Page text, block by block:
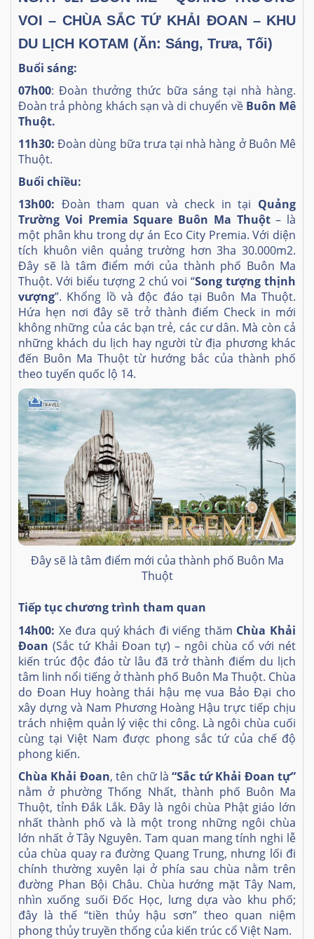
VOI – CHÙA SẮC TỨ KHẢI ĐOAN – KHU
DU LỊCH KOTAM (Ăn: Sáng, Trưa, Tối)
Buổi sáng:
07h00: Đoàn thưởng thức bữa sáng tại nhà hàng.
Đoàn trả phòng khách sạn và di chuyển về Buôn Mê
Thuột.
11h30: Đoàn dùng bữa trưa tại nhà hàng ở Buôn Mê
Thuột.
Buổi chiều:
13h00: Đoàn tham quan và check in tại Quảng
Trường Voi Premia Square Buôn Ma Thuột– là
một phân khu trong dự án Eco City Premia. Với diện
tích khuôn viên quảng trường hơn 3ha 30.000m2.
Đây sẽ là tâm điểm mới của thành phố Buôn Ma
Thuột. Với biểu tượng 2 chú voi “Song tượng thịnh
vượng”. Khổng lồ và độc đáo tại Buôn Ma Thuột.
Hứa hẹn nơi đây sẽ trở thành điểm Check in mới
không những của các bạn trẻ, các cư dân. Mà còn cả
những khách du lịch hay người từ địa phương khác
đến Buôn Ma Thuột từ hướng bắc của thành phố
theo tuyến quốc lộ 14.
Đây sẽ là tâm điểm mới của thành phố Buôn Ma
Thuột
Tiếp tục chương trình tham quan
14h00: Xe đưa quý khách đi viếng thăm Chùa Khải
Đoan (Sắc tứ Khải Đoan tự) – ngôi chùa cổ với nét
kiến trúc độc đáo từ lâu đã trở thành điểm du lịch
tâm linh nổi tiếng ở thành phố Buôn Ma Thuột. Chùa
do Đoan Huy hoàng thái hậu mẹ vua Bảo Đại cho
xây dựng và Nam Phương Hoàng Hậu trực tiếp chịu
trách nhiệm quản lý việc thi công. Là ngôi chùa cuối
cùng tại Việt Nam được phong sắc tứ của chế độ
phong kiến.
Chùa Khải Đoan, tên chữ là“Sắc tứ Khải Đoan tự”
nằm ở phường Thống Nhất, thành phố Buôn Ma
Thuột, tỉnh Đắk Lắk. Đây là ngôi chùa Phật giáo lớn
nhất thành phố và là một trong những ngôi chùa
lớn nhất ở Tây Nguyên. Tam quan mang tính nghi lễ
của chùa quay ra đường Quang Trung, nhưng lối đi
chính thường xuyên lại ở phía sau chùa nằm trên
đường Phan Bội Châu. Chùa hướng mặt Tây Nam,
nhìn xuống suối Đốc Học, lưng dựa vào khu phố;
đây là thế “tiền thủy hậu sơn” theo quan niệm
phong thủy truyền thống của kiến trúc cổ Việt Nam.